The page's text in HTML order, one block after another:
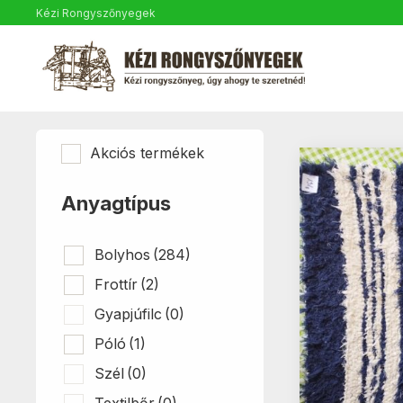
Kézi Rongyszőnyegek
Akciós termékek
Anyagtípus
Bolyhos (284)
Frottír (2)
Gyapjúfilc (0)
Póló (1)
Szél (0)